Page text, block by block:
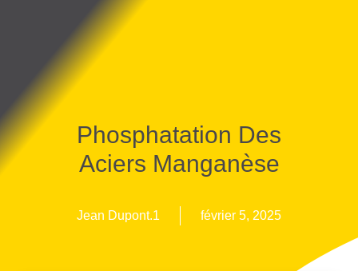
Phosphatation Des
Aciers Manganèse
Jean Dupont.1 février 5, 2025